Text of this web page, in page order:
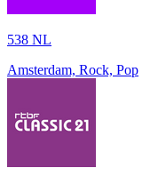
538 NL
Amsterdam, Rock, Pop